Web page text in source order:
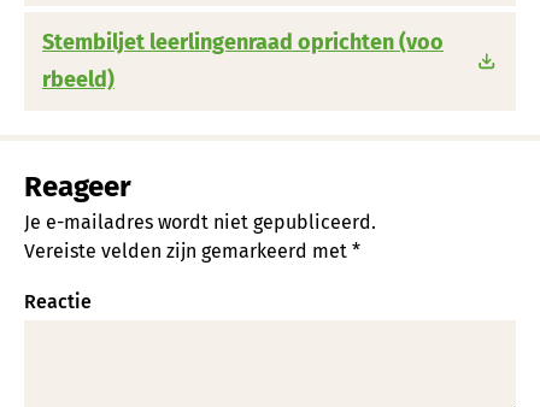
Stembiljet leerlingenraad oprichten (voo
rbeeld)
Reageer
Je e-mailadres wordt niet gepubliceerd.
Vereiste velden zijn gemarkeerd met *
Reactie